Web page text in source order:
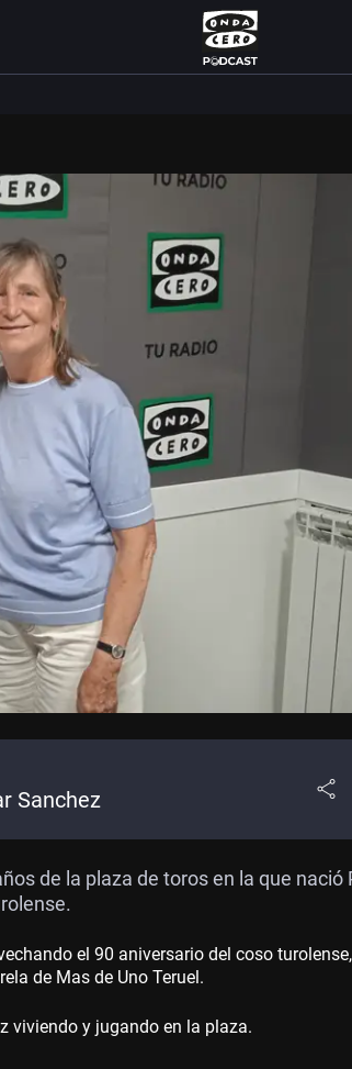
Sanchez
de la plaza de toros en la que nació
el 90 aniversario del coso
de Mas de Uno Teruel.
viviendo y jugando en la plaza.